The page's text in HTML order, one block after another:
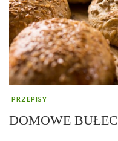
PRZEPISY
DOMOWE